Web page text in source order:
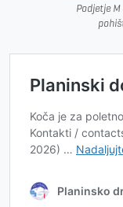
Podjetje